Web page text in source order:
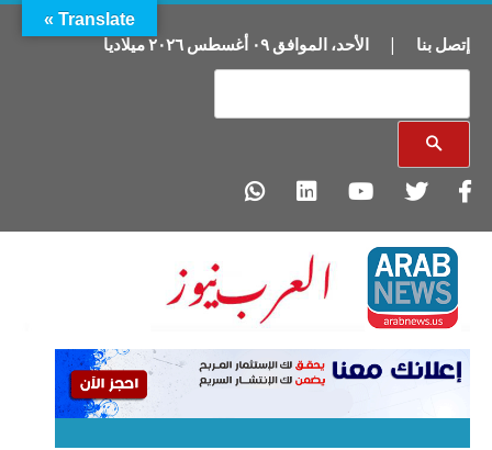
إتصل بنا | الأحد، الموافق٠٩ أغسطس ٢٠٢٦ميلاديا
Translate »